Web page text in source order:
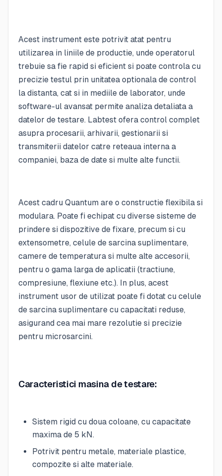
Acest instrument este potrivit atat pentru
utilizarea in liniile de productie, unde operatorul
trebuie sa fie rapid si eficient si poate controla cu
precizie testul prin unitatea optionala de control
la distanta, cat si in mediile de laborator, unde
software-ul avansat permite analiza detaliata a
datelor de testare. Labtest ofera control complet
asupra procesarii, arhivarii, gestionarii si
transmiterii datelor catre reteaua interna a
companiei, baza de date si multe alte functii.
Acest cadru Quantum are o constructie flexibila si
modulara. Poate fi echipat cu diverse sisteme de
prindere si dispozitive de fixare, precum si cu
extensometre, celule de sarcina suplimentare,
camere de temperatura si multe alte accesorii,
pentru o gama larga de aplicatii (tractiune,
compresiune, flexiune etc.). In plus, acest
instrument usor de utilizat poate fi dotat cu celule
de sarcina suplimentare cu capacitati reduse,
asigurand cea mai mare rezolutie si precizie
pentru microsarcini.
Caracteristici masina de testare:
Sistem rigid cu doua coloane, cu capacitate
maxima de 5 kN.
Potrivit pentru metale, materiale plastice,
compozite si alte materiale.